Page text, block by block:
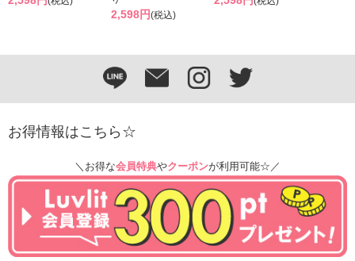
2,598円(税込)
お得情報はこちら☆
＼お得な会員特典やクーポンが利用可能☆／